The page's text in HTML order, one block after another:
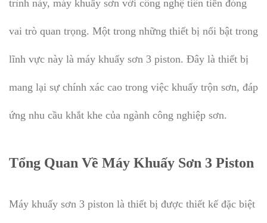
trình này, máy khuấy sơn với công nghệ tiên tiến đóng
vai trò quan trọng. Một trong những thiết bị nổi bật trong
lĩnh vực này là máy khuấy sơn 3 piston. Đây là thiết bị
mang lại sự chính xác cao trong việc khuấy trộn sơn, đáp
ứng nhu cầu khắt khe của ngành công nghiệp sơn.
Tổng Quan Về Máy Khuấy Sơn 3 Piston
Máy khuấy sơn 3 piston là thiết bị được thiết kế đặc biệt